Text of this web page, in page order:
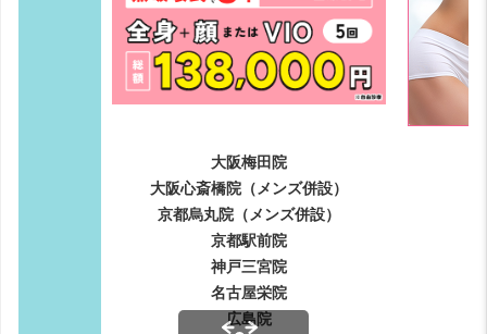
大阪梅田院
大阪心斎橋院（メンズ併設）
京都烏丸院（メンズ併設）
京都駅前院
神戸三宮院
名古屋栄院
広島院